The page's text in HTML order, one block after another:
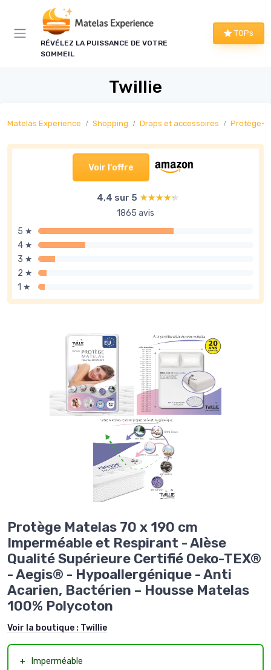
RÉVÉLEZ LA PUISSANCE DE VOTRE
SOMMEIL
TOPs
Twillie
Matelas Experience Shopping Draps et accessoires Protège-
Voir l'offre
4,4 sur 5 ★★★★★
★★★★★
1865 avis
5 ★
4 ★
3 ★
2 ★
1 ★
Protège Matelas 70 x 190 cm
Imperméable et Respirant - Alèse
Qualité Supérieure Certifié Oeko-TEX®
- Aegis® - Hypoallergénique - Anti
Acarien, Bactérien – Housse Matelas
100% Polycoton
Voir la boutique : Twillie
＋
Imperméable
Panneau de gestion des cookies